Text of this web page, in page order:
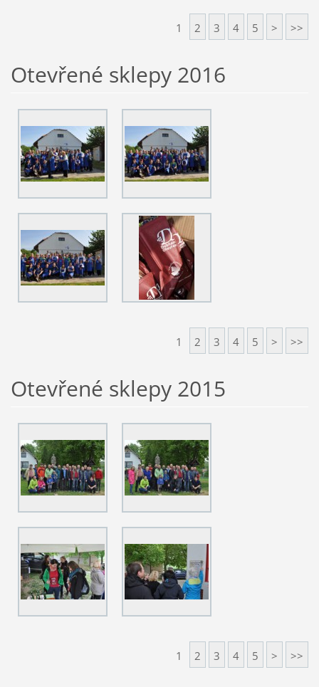
1 2 3 4 5 > >>
Otevřené sklepy 2016
1 2 3 4 5 > >>
Otevřené sklepy 2015
1 2 3 4 5 > >>